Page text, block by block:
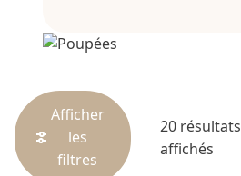
Afficher
les
filtres
20 résultats
affichés